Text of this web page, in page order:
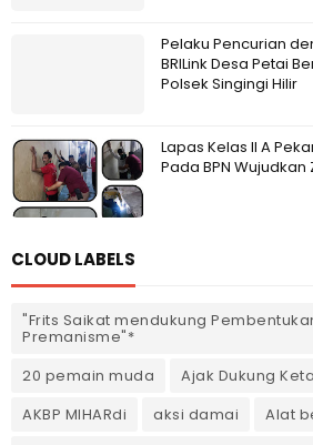
Pelaku Pencurian
BRILink Desa Petai
Polsek Singingi Hilir
Lapas Kelas II A
Pada BPN
CLOUD LABELS
"Frits Saikat mendukung
Premanisme"*
20 pemain muda
Ajak Dukung
AKBP MIHARdi
aksi damai
Alat